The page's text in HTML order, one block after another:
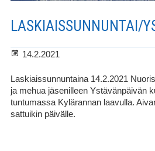
LASKIAISSUNNUNTAI/
Julkaistu
14.2.2021
Laskiaissunnuntaina 14.2.2021
ja mehua jäsenilleen Ystävänpäivän
tuntumassa Kylärannan laavulla.
sattuikin päivälle.